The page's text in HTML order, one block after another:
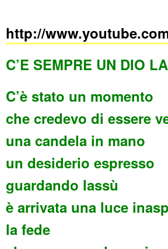
http://
C’E SEMPRE UN DIO
C’è stato un momento
che credevo di essere
una candela in mano
un desiderio espresso
guardando lassù
è arrivata una luce
la fede